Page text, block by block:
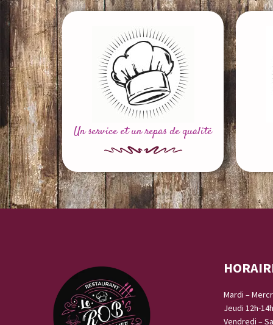
Un service et un repas de qualité
Mardi –
Jeudi 12h-14h
Vendredi –